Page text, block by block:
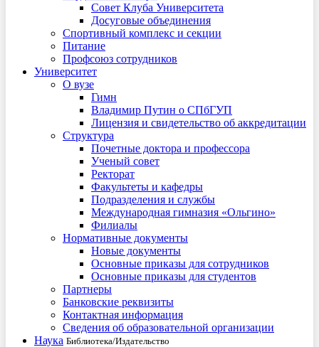
Совет Клуба Университета
Досуговые объединения
Спортивный комплекс и секции
Питание
Профсоюз сотрудников
Университет
О вузе
Гимн
Владимир Путин о СПбГУП
Лицензия и свидетельство об аккредитации
Структура
Почетные доктора и профессора
Ученый совет
Ректорат
Факультеты и кафедры
Подразделения и службы
Международная гимназия «Ольгино»
Филиалы
Нормативные документы
Новые документы
Основные приказы для сотрудников
Основные приказы для студентов
Партнеры
Банковские реквизиты
Контактная информация
Сведения об образовательной организации
Наука Библиотека/Издательство